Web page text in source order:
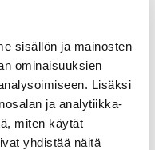
sisällön ja mainosten
ominaisuuksien
Lisäksi
ja analytiikka-
miten käytät
yhdistää näitä